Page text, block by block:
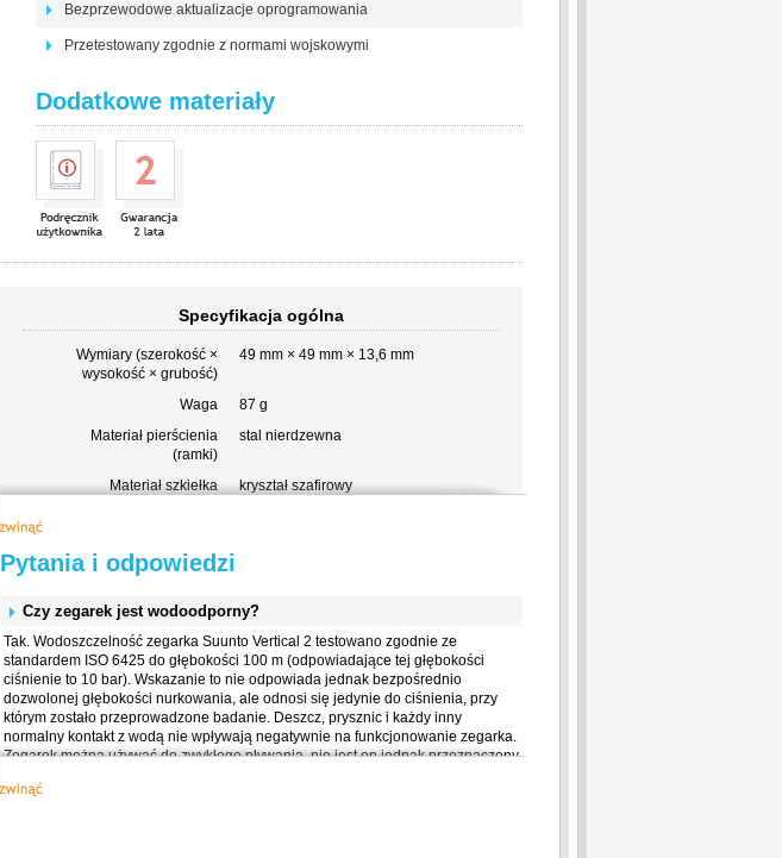
Bezprzewodowe aktualizacje oprogramowania
Przetestowany zgodnie z normami wojskowymi
Dodatkowe materiały
Specyfikacja ogólna
Wymiary (szerokość ×
wysokość × grubość)
49 mm × 49 mm × 13,6 mm
Waga
87 g
Materiał pierścienia
(ramki)
stal nierdzewna
Materiał szkiełka
kryształ szafirowy
Kolor koperty
Szerokość paska
22 mm
Rozmiary nadgarstka
125 mm - 175 mm (dodatkowy
opcjonalny pasek - 215 mm)
Zintegrowany
nadgarstkowy pomiar
Tak
Pytania i odpowiedzi
Czy zegarek jest wodoodporny?
Tak. Wodoszczelność zegarka Suunto Vertical 2 testowano zgodnie ze
standardem ISO 6425 do głębokości 100 m (odpowiadające tej głębokości
ciśnienie to 10 bar). Wskazanie to nie odpowiada jednak bezpośrednio
dozwolonej głębokości nurkowania, ale odnosi się jedynie do ciśnienia, przy
którym zostało przeprowadzone badanie. Deszcz, prysznic i każdy inny
normalny kontakt z wodą nie wpływają negatywnie na funkcjonowanie zegarka.
Zegarek można używać do zwykłego pływania, nie jest on jednak przeznaczony